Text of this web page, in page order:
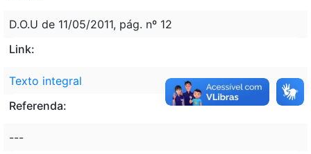
D.O.U de 11/05/2011, pág. nº 12
Link:
Texto integral
Referenda:
---